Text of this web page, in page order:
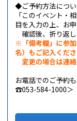
◆ご予約方法につ
「このイベント・
目を入力の上、お
確認後、折り返し
※「備考欄」に参
名）もご記入くださ
変更の場合は連
お電話でのご予約
☎053-584-1000＞